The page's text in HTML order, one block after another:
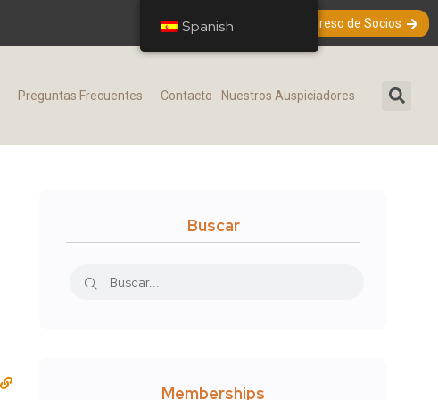
Ingreso de Socios
Preguntas Frecuentes​ Contacto Nuestros Auspiciadores
Buscar
Memberships
Spanish
Spanish